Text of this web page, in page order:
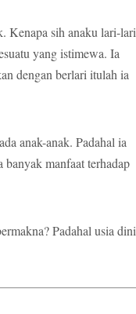
Kenapa sih anaku lari-lari
yang istimewa. Ia
dengan berlari itulah ia
anak-anak. Padahal ia
banyak manfaat terhadap
Padahal usia dini